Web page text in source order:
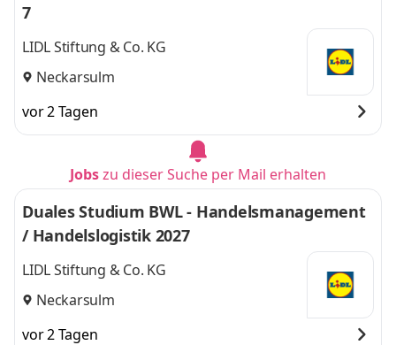
7
LIDL Stiftung & Co. KG
Neckarsulm
vor 2 Tagen
Jobszu dieser Suche per Mail erhalten
Duales Studium BWL - Handelsmanagement
/ Handelslogistik 2027
LIDL Stiftung & Co. KG
Neckarsulm
vor 2 Tagen